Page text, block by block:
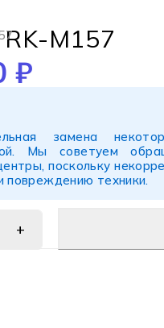
M157
₽
замена
Мы советуем
поскольку
повреждению техники.